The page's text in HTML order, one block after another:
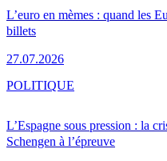
L’euro en mèmes : quand les
billets
27.07.2026
L’Espagne sous pression : la
Schengen à l’épreuve
POLITIQUE